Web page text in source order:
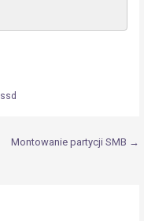
ssd
Montowanie partycji SMB →